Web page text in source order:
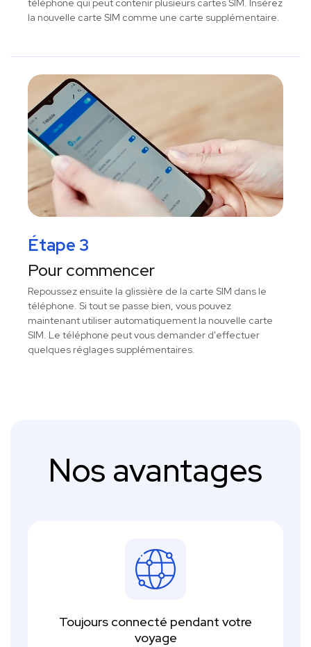
téléphone qui peut contenir plusieurs cartes SIM. Insérez
la nouvelle carte SIM comme une carte supplémentaire.
Étape 3
Pour commencer
Repoussez ensuite la glissière de la carte SIM dans le
téléphone. Si tout se passe bien, vous pouvez
maintenant utiliser automatiquement la nouvelle carte
SIM. Le téléphone peut vous demander d'effectuer
quelques réglages supplémentaires.
Nos avantages
Toujours connecté pendant votre
voyage